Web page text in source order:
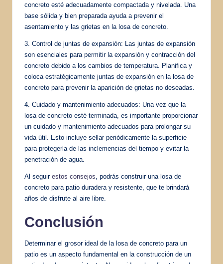
concreto esté adecuadamente compactada y nivelada. Una
base sólida y bien preparada ayuda a prevenir el
asentamiento y las grietas en la losa de concreto.
3. Control de juntas de expansión: Las juntas de expansión
son esenciales para permitir la expansión y contracción del
concreto debido a los cambios de temperatura. Planifica y
coloca estratégicamente juntas de expansión en la losa de
concreto para prevenir la aparición de grietas no deseadas.
4. Cuidado y mantenimiento adecuados: Una vez que la
losa de concreto esté terminada, es importante proporcionar
un cuidado y mantenimiento adecuados para prolongar su
vida útil. Esto incluye sellar periódicamente la superficie
para protegerla de las inclemencias del tiempo y evitar la
penetración de agua.
Al seguir estos consejos , podrás construir una losa de
concreto para patio duradera y resistente, que te brindará
años de disfrute al aire libre.
Conclusión
Determinar el grosor ideal de la losa de concreto para un
patio es un aspecto fundamental en la construcción de un